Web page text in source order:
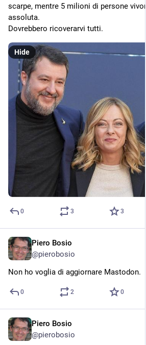
scarpe, mentre 5 milioni di persone
assoluta.
Dovrebbero ricoverarvi tutti.
Hide
0 3 3
Piero Bosio
@pierobosio
Non ho voglia di aggiornare Mastodon.
0 2 0
Piero Bosio
@pierobosio